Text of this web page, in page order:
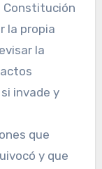
Constitución
la propia
la
invade y
que
y que